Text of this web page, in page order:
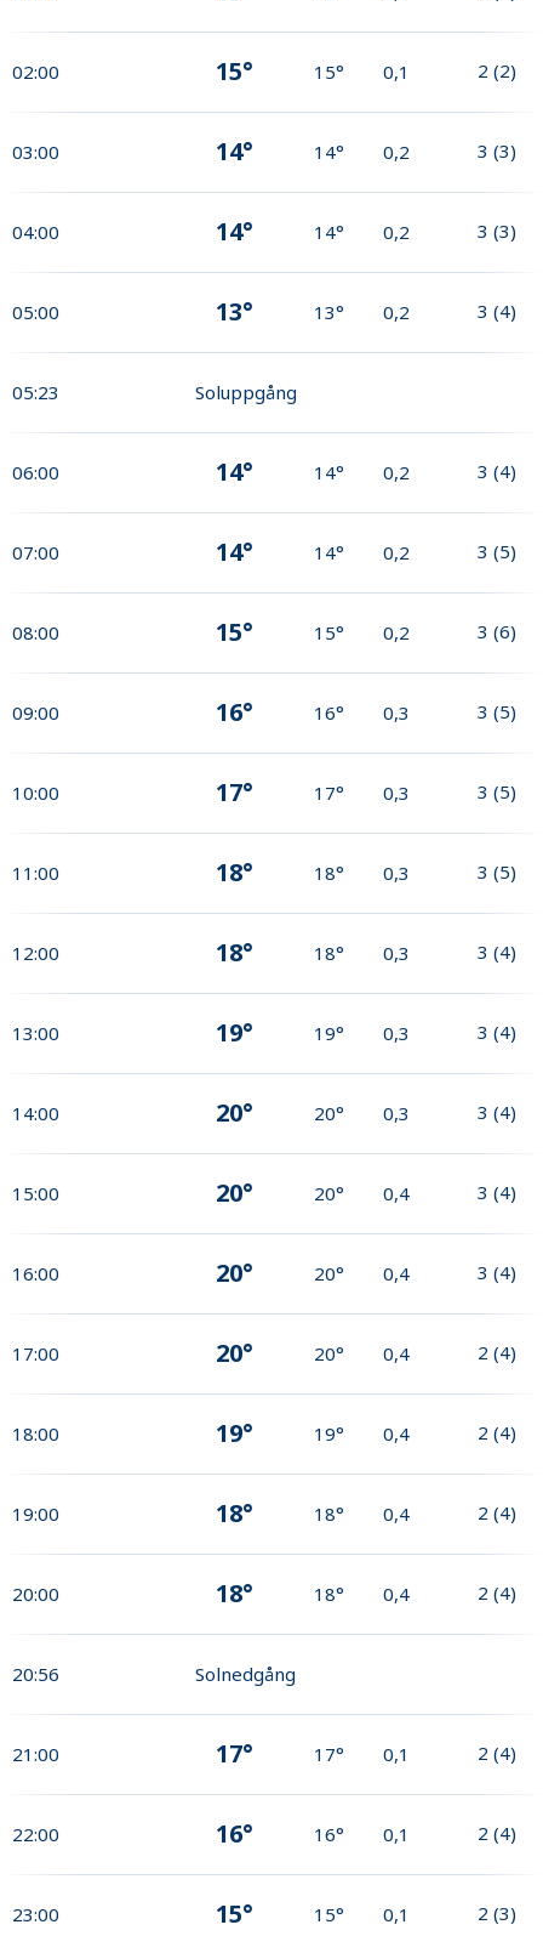
02:00 15° 15° 0,1 2 (2)
03:00 14° 14° 0,2 3 (3)
04:00 14° 14° 0,2 3 (3)
05:00 13° 13° 0,2 3 (4)
05:23 Soluppgång
06:00 14° 14° 0,2 3 (4)
07:00 14° 14° 0,2 3 (5)
08:00 15° 15° 0,2 3 (6)
09:00 16° 16° 0,3 3 (5)
10:00 17° 17° 0,3 3 (5)
11:00 18° 18° 0,3 3 (5)
12:00 18° 18° 0,3 3 (4)
13:00 19° 19° 0,3 3 (4)
14:00 20° 20° 0,3 3 (4)
15:00 20° 20° 0,4 3 (4)
16:00 20° 20° 0,4 3 (4)
17:00 20° 20° 0,4 2 (4)
18:00 19° 19° 0,4 2 (4)
19:00 18° 18° 0,4 2 (4)
20:00 18° 18° 0,4 2 (4)
20:56 Solnedgång
21:00 17° 17° 0,1 2 (4)
22:00 16° 16° 0,1 2 (4)
23:00 15° 15° 0,1 2 (3)